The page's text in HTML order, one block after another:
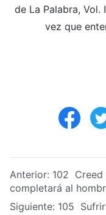
de La Palabra, Vol.
vez que
Anterior: 102 Creed
completará al
Siguiente: 105